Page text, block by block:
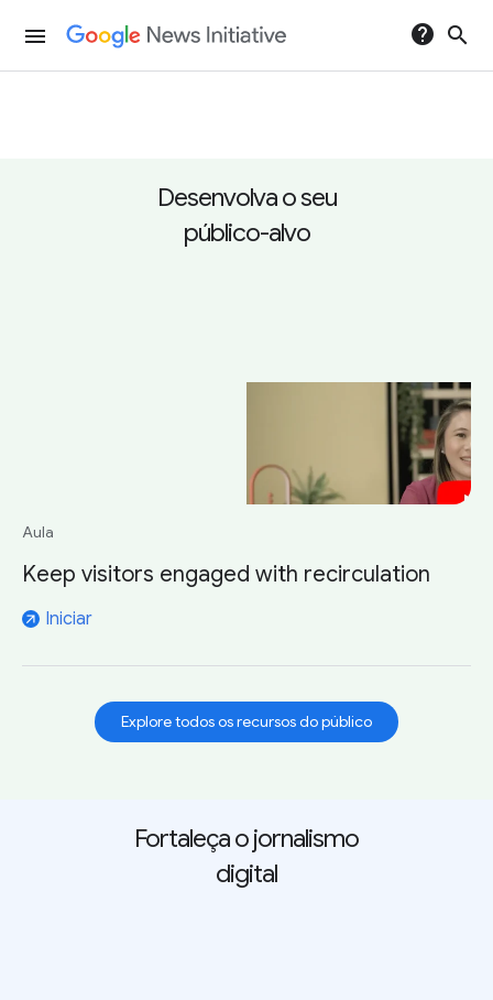
menu help search
Desenvolva o seu
público-alvo
Aula
Keep visitors engaged with recirculation
arrow_outward Iniciar
Explore todos os recursos do público
Fortaleça o jornalismo
digital